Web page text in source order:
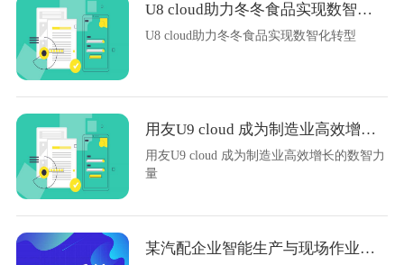
U8 cloud助力冬冬食品实现数智化转型
U8 cloud助力冬冬食品实现数智化转型
用友U9 cloud 成为制造业高效增长的数智力量
用友U9 cloud 成为制造业高效增长的数智力
量
某汽配企业智能生产与现场作业管控应用实践